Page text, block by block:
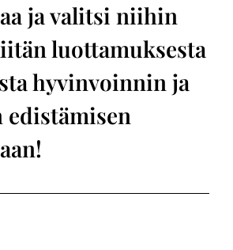
ja valitsi niihin
luottamuksesta
hyvinvoinnin ja
edistämisen